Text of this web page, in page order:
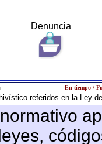
Denuncia
En tiempo /
referidos en la Ley